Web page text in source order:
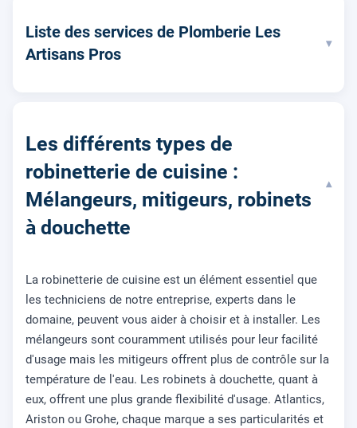
Liste des services de Plomberie Les
Artisans Pros
▾
Les différents types de
robinetterie de cuisine :
Mélangeurs, mitigeurs, robinets
à douchette
▾
La robinetterie de cuisine est un élément essentiel que
les techniciens de notre entreprise, experts dans le
domaine, peuvent vous aider à choisir et à installer. Les
mélangeurs sont couramment utilisés pour leur facilité
d'usage mais les mitigeurs offrent plus de contrôle sur la
température de l'eau. Les robinets à douchette, quant à
eux, offrent une plus grande flexibilité d'usage. Atlantics,
Ariston ou Grohe, chaque marque a ses particularités et